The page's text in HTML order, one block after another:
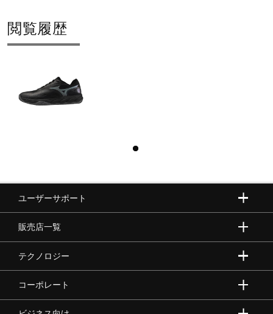
約315g(27.0cm片方)
ソフトインソール（取り外し可）
適応コート、サーフェス
シューレース長さ
23.0cm～25.5cm：120cm
閲覧履歴
ユーザーサポート
販売店一覧
テクノロジー
コーポレート